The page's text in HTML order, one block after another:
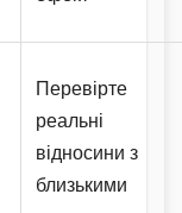
Перевірте
реальні
відносини з
близькими